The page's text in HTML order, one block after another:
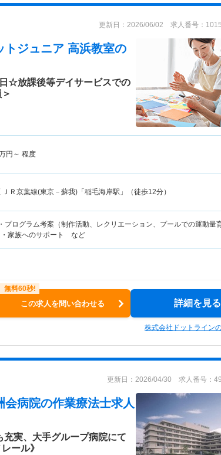
更新日：2026/06/02 求人番号：
トジュニア 高浜教室の
☆放課後等デイサービスでの
円～ 程度
ＪＲ京葉線(東京－蘇我)「稲毛海岸駅」（徒歩12分）
プログラム考案（制作活動、レクリエーション、プールでの運動量
・家族へのサポート など
この求人を問い合わせる 詳細を見る
株式会社ドットライン
更新日：2026/04/30 求人番号：
会病院の作業療法士求人
充実、大手グループ病院にて
ール》